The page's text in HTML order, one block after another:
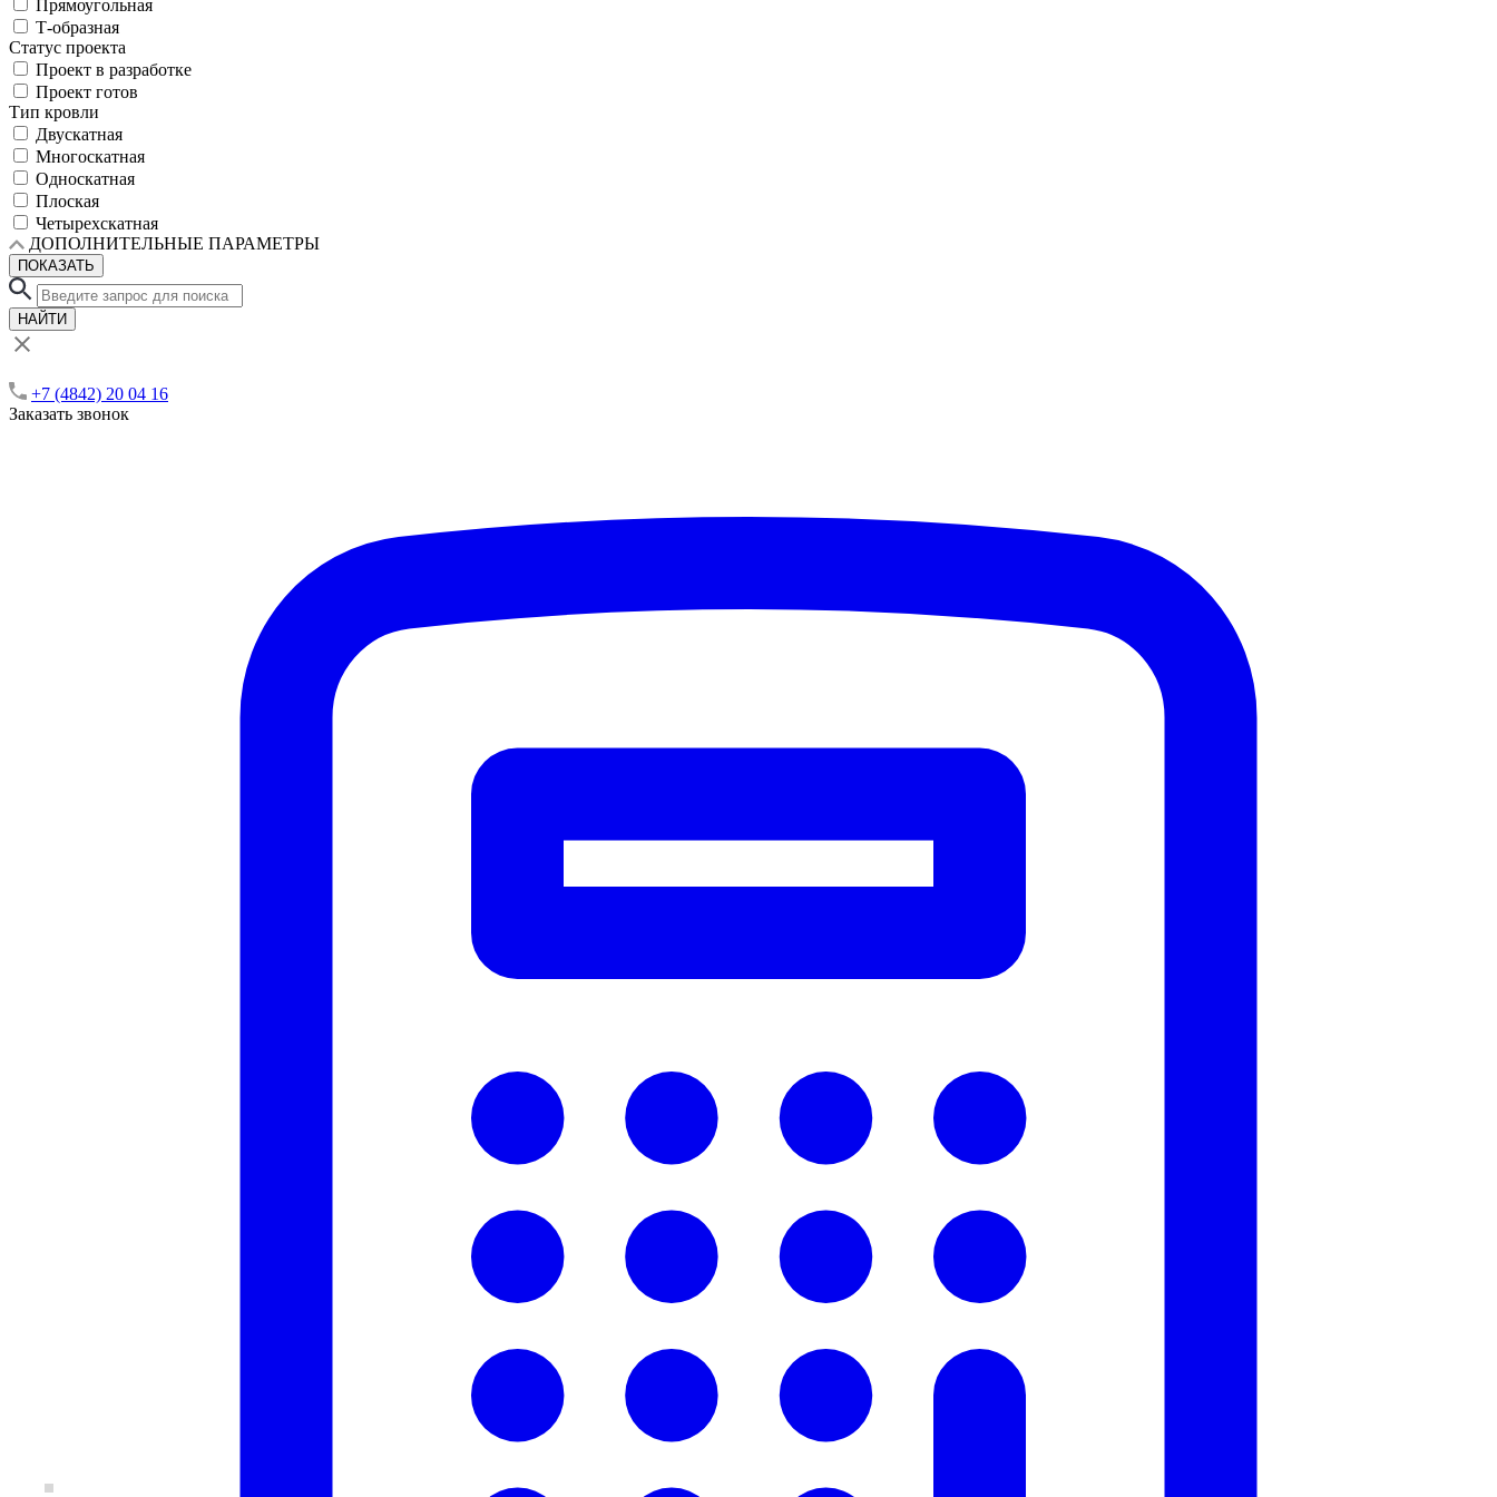
Прямоугольная
Т-образная
Статус проекта
Проект в разработке
Проект готов
Тип кровли
Двускатная
Многоскатная
Односкатная
Плоская
Четырехскатная
ДОПОЛНИТЕЛЬНЫЕ ПАРАМЕТРЫ
ПОКАЗАТЬ
НАЙТИ
+7 (4842) 20 04 16
Заказать звонок